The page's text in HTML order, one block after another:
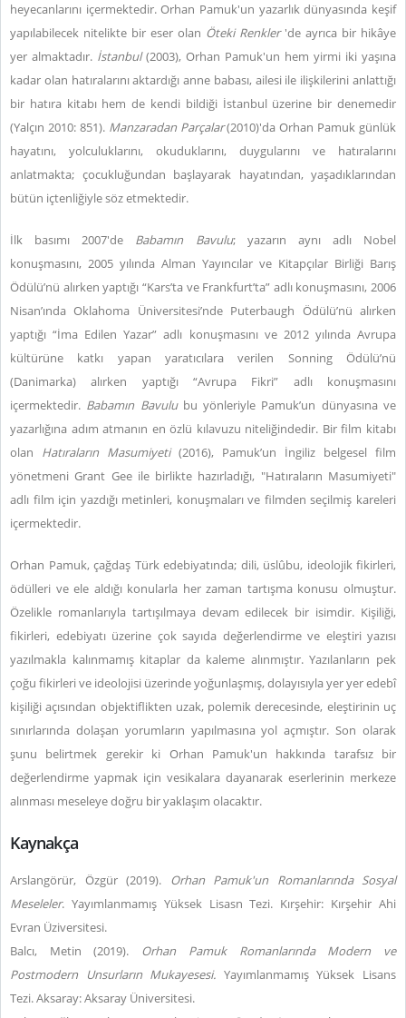
heyecanlarını içermektedir. Orhan Pamuk'un yazarlık dünyasında keşif
yapılabilecek nitelikte bir eser olan Öteki Renkler'de ayrıca bir hikâye
yer almaktadır. İstanbul(2003), Orhan Pamuk'un hem yirmi iki yaşına
kadar olan hatıralarını aktardığı anne babası, ailesi ile ilişkilerini anlattığı
bir hatıra kitabı hem de kendi bildiği İstanbul üzerine bir denemedir
(Yalçın 2010: 851). Manzaradan Parçalar(2010)'da Orhan Pamuk günlük
hayatını, yolculuklarını, okuduklarını, duygularını ve hatıralarını
anlatmakta; çocukluğundan başlayarak hayatından, yaşadıklarından
bütün içtenliğiyle söz etmektedir.
İlk basımı 2007'de Babamın Bavulu; yazarın aynı adlı Nobel
konuşmasını, 2005 yılında Alman Yayıncılar ve Kitapçılar Birliği Barış
Ödülü’nü alırken yaptığı “Kars’ta ve Frankfurt’ta” adlı konuşmasını, 2006
Nisan’ında Oklahoma Üniversitesi’nde Puterbaugh Ödülü’nü alırken
yaptığı “İma Edilen Yazar” adlı konuşmasını ve 2012 yılında Avrupa
kültürüne katkı yapan yaratıcılara verilen Sonning Ödülü’nü
(Danimarka) alırken yaptığı “Avrupa Fikri” adlı konuşmasını
içermektedir. Babamın Bavulubu yönleriyle Pamuk’un dünyasına ve
yazarlığına adım atmanın en özlü kılavuzu niteliğindedir. Bir film kitabı
olan Hatıraların Masumiyeti(2016), Pamuk’un İngiliz belgesel film
yönetmeni Grant Gee ile birlikte hazırladığı, "Hatıraların Masumiyeti"
adlı film için yazdığı metinleri, konuşmaları ve filmden seçilmiş kareleri
içermektedir.
Orhan Pamuk, çağdaş Türk edebiyatında; dili, üslûbu, ideolojik fikirleri,
ödülleri ve ele aldığı konularla her zaman tartışma konusu olmuştur.
Özelikle romanlarıyla tartışılmaya devam edilecek bir isimdir. Kişiliği,
fikirleri, edebiyatı üzerine çok sayıda değerlendirme ve eleştiri yazısı
yazılmakla kalınmamış kitaplar da kaleme alınmıştır. Yazılanların pek
çoğu fikirleri ve ideolojisi üzerinde yoğunlaşmış, dolayısıyla yer yer edebî
kişiliği açısından objektiflikten uzak, polemik derecesinde, eleştirinin uç
sınırlarında dolaşan yorumların yapılmasına yol açmıştır. Son olarak
şunu belirtmek gerekir ki Orhan Pamuk'un hakkında tarafsız bir
değerlendirme yapmak için vesikalara dayanarak eserlerinin merkeze
alınması meseleye doğru bir yaklaşım olacaktır.
Kaynakça
Arslangörür, Özgür (2019). Orhan Pamuk'un Romanlarında Sosyal
Meseleler. Yayımlanmamış Yüksek Lisasn Tezi. Kırşehir: Kırşehir Ahi
Evran Üziversitesi.
Balcı, Metin (2019). Orhan Pamuk Romanlarında Modern ve
Postmodern Unsurların Mukayesesi. Yayımlanmamış Yüksek Lisans
Tezi. Aksaray: Aksaray Üniversitesi.